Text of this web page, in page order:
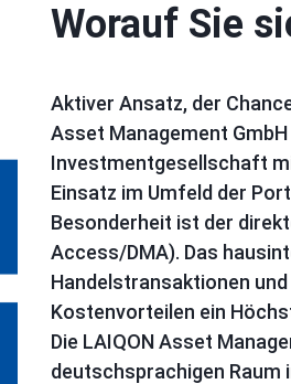
Worauf Sie
Aktiver Ansatz, der
Asset Management
Investmentgesellschaft
Einsatz im Umfeld der
Besonderheit ist der
Access/DMA). Das
Handelstransaktionen
Kostenvorteilen ein
Die LAIQON Asset
deutschsprachigen Raum